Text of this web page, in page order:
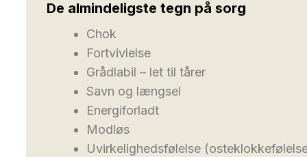
De almindeligste tegn på sorg
Chok
Fortvivlelse
Grådlabil – let til tårer
Savn og længsel
Energiforladt
Modløs
Uvirkelighedsfølelse